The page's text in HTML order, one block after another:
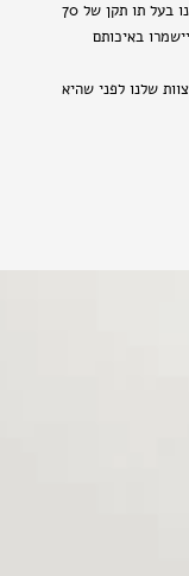
בנפרד במדפסת מיוחדת בפורמט גדול. הנייר הינו בעל תו תקן של 70
באיכותם
שלנו לפני שהיא